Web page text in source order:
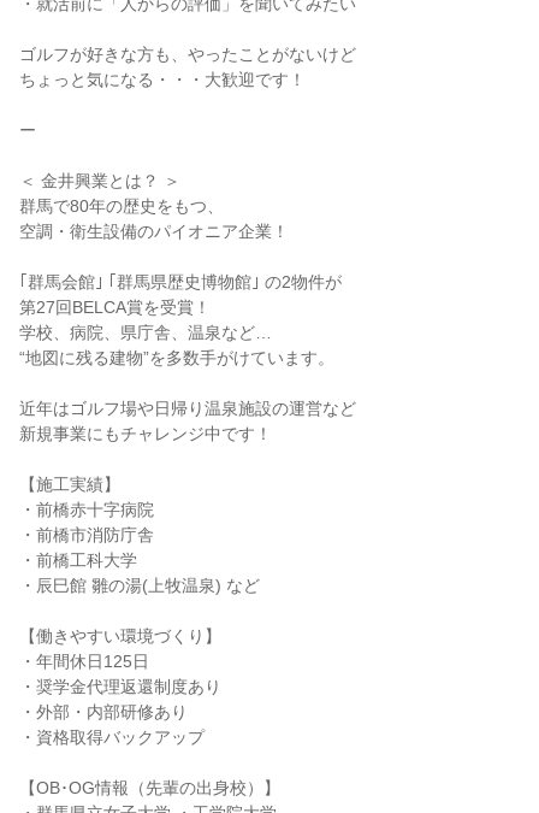
ゴルフが好きな方も、やったことがないけど
ちょっと気になる・・・大歓迎です！
ー
＜ 金井興業とは？ ＞
群馬で80年の歴史をもつ、
空調・衛生設備のパイオニア企業！
｢群馬会館｣ ｢群馬県歴史博物館｣ の2物件が
第27回BELCA賞を受賞！
学校、病院、県庁舎、温泉など…
“地図に残る建物”を多数手がけています。
近年はゴルフ場や日帰り温泉施設の運営など
新規事業にもチャレンジ中です！
【施工実績】
・前橋赤十字病院
・前橋市消防庁舎
・前橋工科大学
・辰巳館 雛の湯(上牧温泉) など
【働きやすい環境づくり】
・年間休日125日
・奨学金代理返還制度あり
・外部・内部研修あり
・資格取得バックアップ
【OB･OG情報（先輩の出身校）】